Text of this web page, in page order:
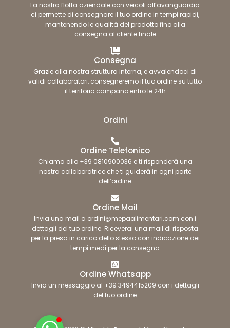
La nostra flotta aziendale con veicoli all’avanguardia
ci permette di consegnare il tuo ordine in tempi rapidi,
mantenendo le qualità del prodotto fino alla
consegna al cliente finale
Consegna
Grazie alla nostra struttura interna, e avvalendoci di
validi collaboratori, consegneremo il tuo ordine su tutto
il territorio campano entro le 24h
Ordini
Ordine Telefonico
Chiama allo +39 0810900036 e ti risponderà una
nostra collaboratrice che ti guiderà in ogni parte
dell’ordine
Ordine Mail
Invia una mail a ordini@mepaalimentari.com con i
dettagli del tuo ordine. Riceverai una mail di risposta
per la presa in carico dello stesso con indicazione dei
tempi medi per la consegna
Ordine Whatsapp
Invia un messaggio al +39 3494415209 con i dettagli
del tuo ordine